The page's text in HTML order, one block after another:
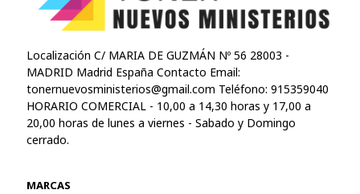
Localización C/ MARIA DE GUZMÁN Nº 56 28003 -
MADRID Madrid España Contacto Email:
tonernuevosministerios@gmail.com Teléfono: 915359040
HORARIO COMERCIAL - 10,00 a 14,30 horas y 17,00 a
20,00 horas de lunes a viernes - Sabado y Domingo
cerrado.
MARCAS